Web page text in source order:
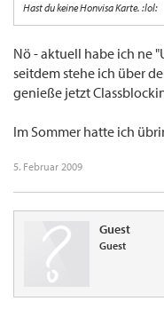
Hast du keine Honvisa Karte. :lol:
Nö - aktuell habe ich ne
seitdem stehe ich über
genieße jetzt
Im Sommer hatte ich
5. Februar 2009
Guest
Guest